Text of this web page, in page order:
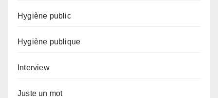
Hygiène public
Hygiène publique
Interview
Juste un mot